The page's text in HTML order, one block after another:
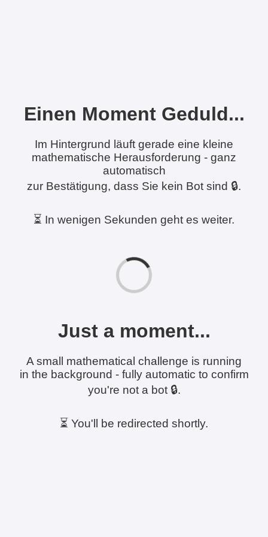
Einen Moment Geduld...
Im Hintergrund läuft gerade eine kleine
mathematische Herausforderung - ganz
automatisch
zur Bestätigung, dass Sie kein Bot sind 🔒.
⏳ In wenigen Sekunden geht es weiter.
Just a moment...
A small mathematical challenge is running
in the background - fully automatic to confirm
you're not a bot 🔒.
⏳ You'll be redirected shortly.